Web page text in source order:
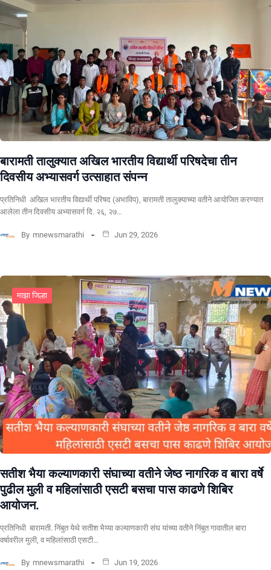
बारामती तालुक्यात अखिल भारतीय विद्यार्थी परिषदेचा तीन
दिवसीय अभ्यासवर्ग उत्साहात संपन्न
प्रतिनिधी अखिल भारतीय विद्यार्थी परिषद (अभाविप), बारामती तालुक्याच्या वतीने आयोजित करण्यात
आलेला तीन दिवसीय अभ्यासवर्ग दि. २६, २७…
By mnewsmarathi Jun 29, 2026
माझा जिल्हा
सतीश भैया कल्याणकारी संघाच्या वतीने जेष्ठ नागरिक व बारा वर्षे
पुढील मुली व महिलांसाठी एसटी बसचा पास काढणे शिबिर
आयोजन.
प्रतिनिधी बारामती. निंबुत येथे सतीश भैय्या कल्याणकारी संघ यांच्या वतीने निंबुत गावातील बारा
वर्षावरील मुली, व महिलांसाठी एसटी…
By mnewsmarathi Jun 19, 2026